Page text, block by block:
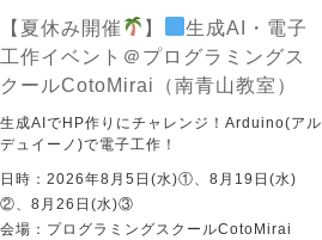
【夏休み開催 】
生成AI・電子
工作イベント＠プログラミングス
クールCotoMirai（南青山教室）
生成AIでHP作りにチャレンジ！Arduino(アル
デュイーノ)で電子工作！
日時：2026年8月5日(水)①、8月19日(水)
②、8月26日(水)③
会場：プログラミングスクールCotoMirai